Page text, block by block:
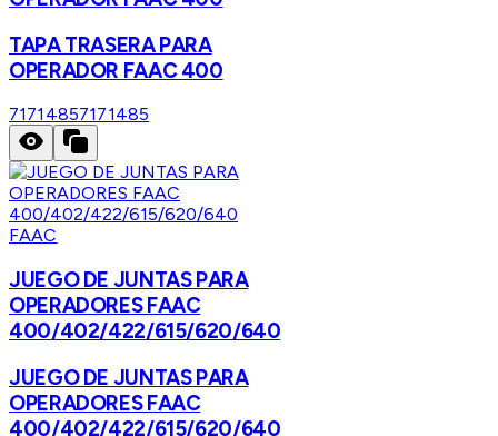
TAPA TRASERA PARA
OPERADOR FAAC 400
71714857171485
FAAC
JUEGO DE JUNTAS PARA
OPERADORES FAAC
400/402/422/615/620/640
JUEGO DE JUNTAS PARA
OPERADORES FAAC
400/402/422/615/620/640